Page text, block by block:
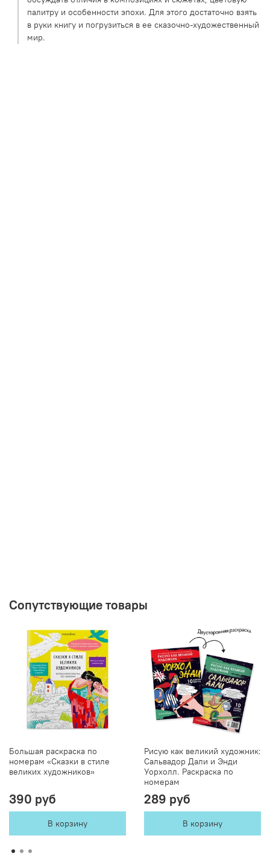
палитру и особенности эпохи. Для этого достаточно взять
в руки книгу и погрузиться в ее сказочно-художественный
мир.
Сопутствующие товары
Большая раскраска по
номерам «Сказки в стиле
великих художников»
390 руб
В корзину
Рисую как великий художник:
Сальвадор Дали и Энди
Уорхолл. Раскраска по
номерам
289 руб
В корзину